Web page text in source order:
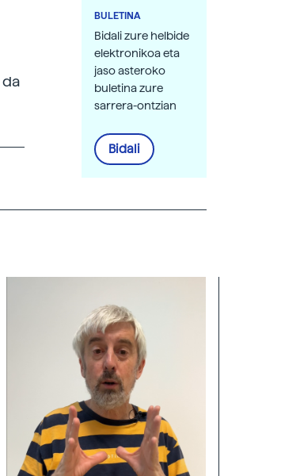
BULETINA
Bidali zure helbide
elektronikoa eta
jaso asteroko
buletina zure
sarrera-ontzian
Bidali